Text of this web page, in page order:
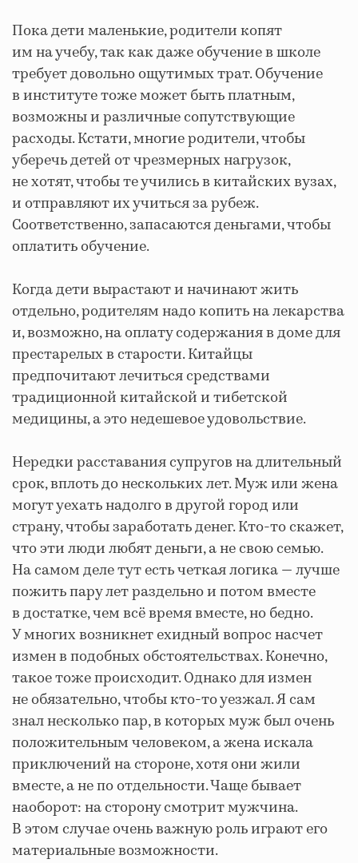
Пока дети маленькие, родители копят
им на учебу, так как даже обучение в школе
требует довольно ощутимых трат. Обучение
в институте тоже может быть платным,
возможны и различные сопутствующие
расходы. Кстати, многие родители, чтобы
уберечь детей от чрезмерных нагрузок,
не хотят, чтобы те учились в китайских вузах,
и отправляют их учиться за рубеж.
Соответственно, запасаются деньгами, чтобы
оплатить обучение.
Когда дети вырастают и начинают жить
отдельно, родителям надо копить на лекарства
и, возможно, на оплату содержания в доме для
престарелых в старости. Китайцы
предпочитают лечиться средствами
традиционной китайской и тибетской
медицины, а это недешевое удовольствие.
Нередки расставания супругов на длительный
срок, вплоть до нескольких лет. Муж или жена
могут уехать надолго в другой город или
страну, чтобы заработать денег. Кто-то скажет,
что эти люди любят деньги, а не свою семью.
На самом деле тут есть четкая логика — лучше
пожить пару лет раздельно и потом вместе
в достатке, чем всё время вместе, но бедно.
У многих возникнет ехидный вопрос насчет
измен в подобных обстоятельствах. Конечно,
такое тоже происходит. Однако для измен
не обязательно, чтобы кто-то уезжал. Я сам
знал несколько пар, в которых муж был очень
положительным человеком, а жена искала
приключений на стороне, хотя они жили
вместе, а не по отдельности. Чаще бывает
наоборот: на сторону смотрит мужчина.
В этом случае очень важную роль играют его
материальные возможности.